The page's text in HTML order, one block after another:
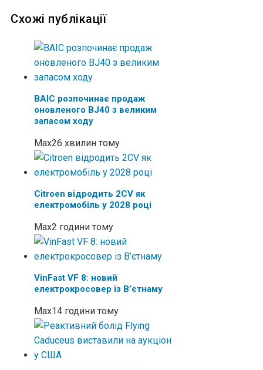
Схожі публікації
BAIC розпочинає продаж
оновленого BJ40 з великим
запасом ходу
Max26 хвилин тому
Citroen відродить 2CV як
електромобіль у 2028 році
Max2 години тому
VinFast VF 8: новий
електрокросовер із В’єтнаму
Max14 години тому